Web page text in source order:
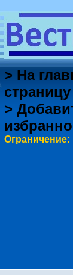
> На
страницу
>
Ограничение: